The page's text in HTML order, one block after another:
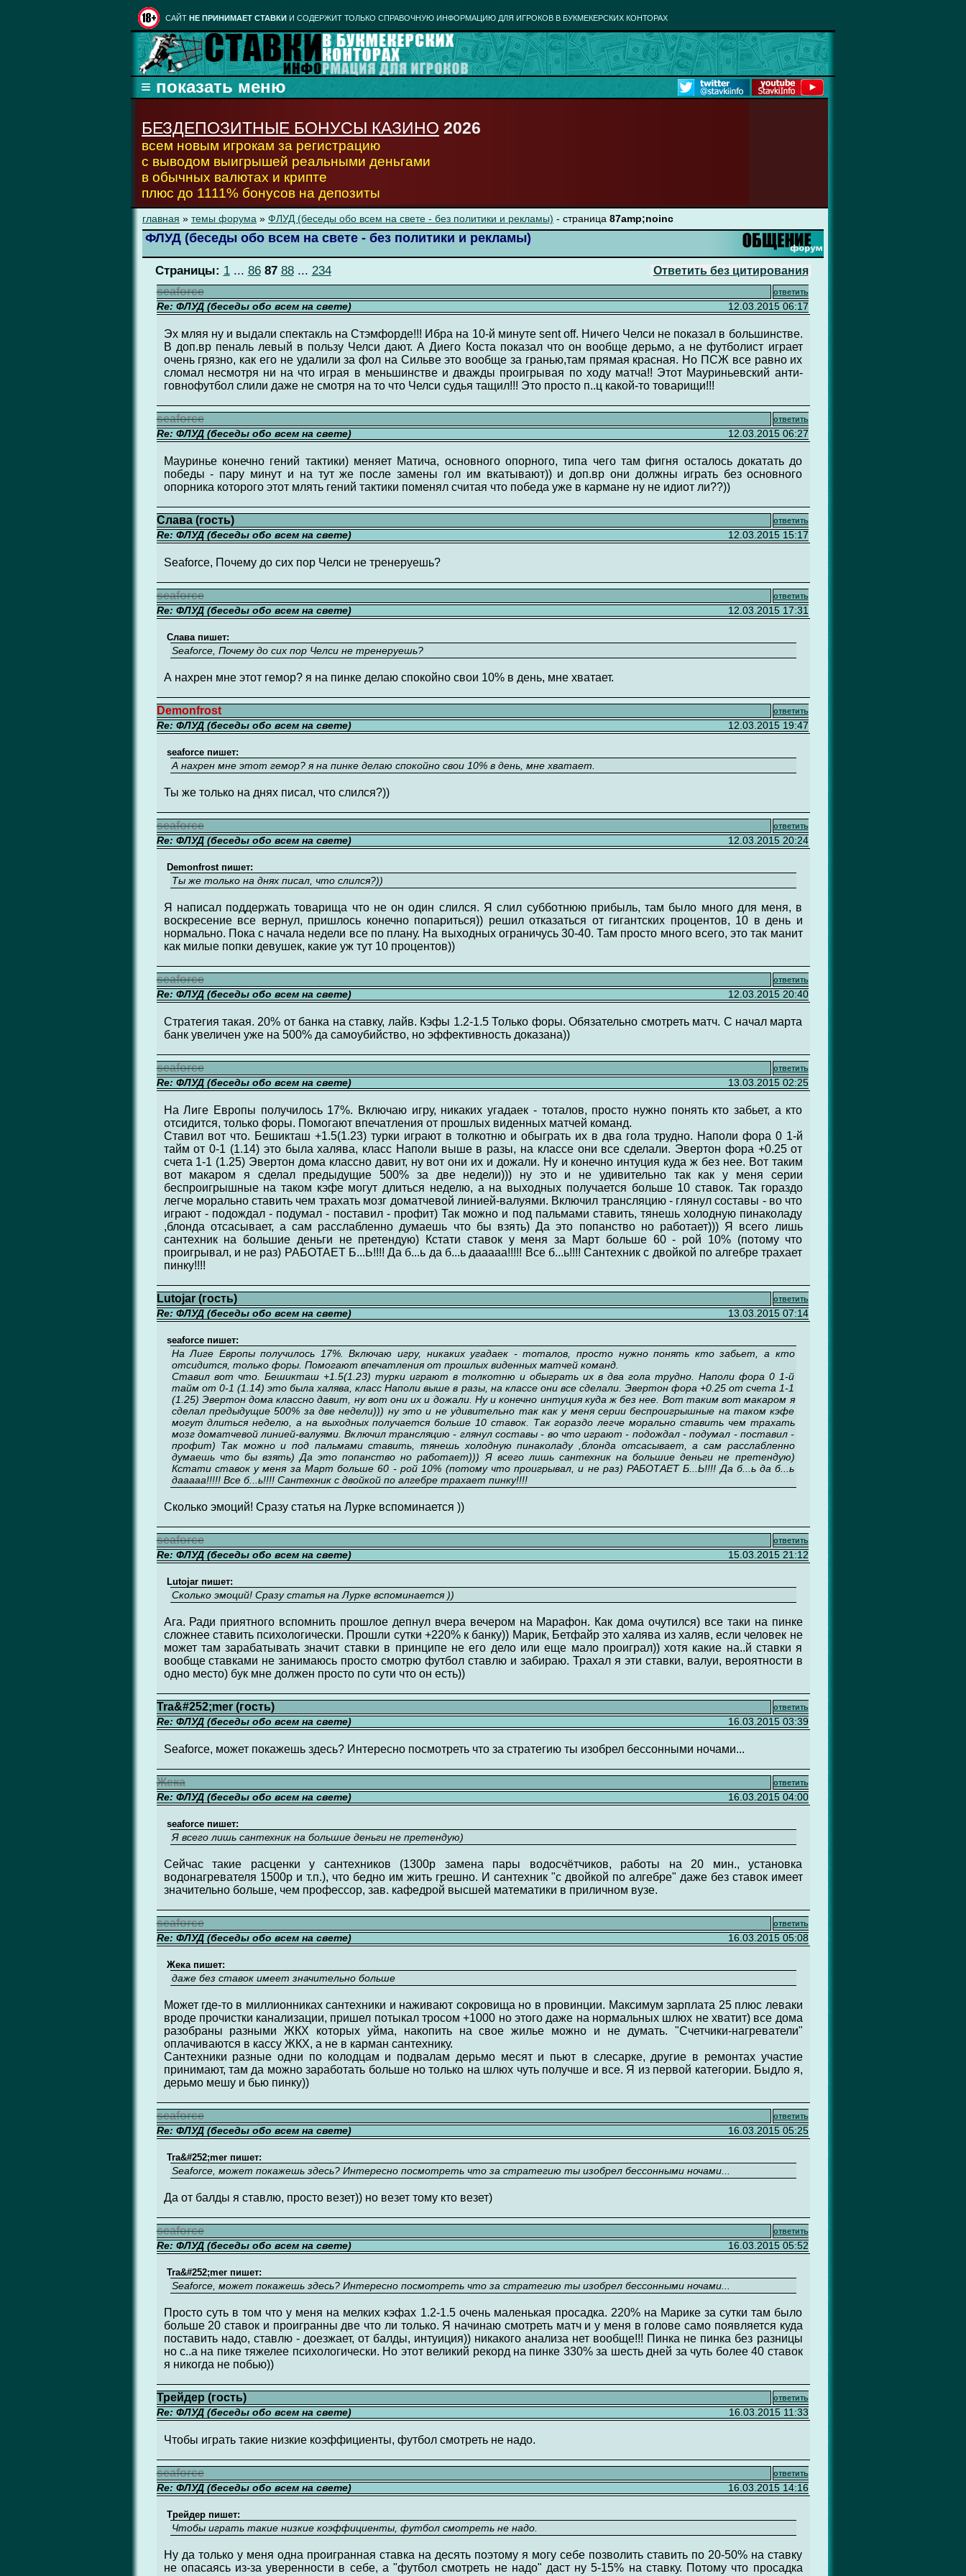
CАЙТ НЕ ПРИНИМАЕТ СТАВКИ И СОДЕРЖИТ ТОЛЬКО СПРАВОЧНУЮ ИНФОРМАЦИЮ ДЛЯ ИГРОКОВ В БУКМЕКЕРСКИХ КОНТОРАХ
БЕЗДЕПОЗИТНЫЕ БОНУСЫ КАЗИНО 2026
всем новым игрокам за регистрацию
с выводом выигрышей реальными деньгами
в обычных валютах и крипте
плюс до 1111% бонусов на депозиты
главная » темы форума » ФЛУД (беседы обо всем на свете - без политики и рекламы) - страница 87amp;noinc
ФЛУД (беседы обо всем на свете - без политики и рекламы)
Страницы: 1... 86 87 88... 234
Ответить без цитирования
seaforce
ответить
Re: ФЛУД (беседы обо всем на свете) 12.03.2015 06:17
Эх мляя ну и выдали спектакль на Стэмфорде!!! Ибра на 10-й минуте sent off. Ничего Челси не показал в большинстве.
В доп.вр пеналь левый в пользу Челси дают. А Диего Коста показал что он вообще дерьмо, а не футболист играет
очень грязно, как его не удалили за фол на Сильве это вообще за гранью,там прямая красная. Но ПСЖ все равно их
сломал несмотря ни на что играя в меньшинстве и дважды проигрывая по ходу матча!! Этот Мауриньевский анти-
говнофутбол слили даже не смотря на то что Челси судья тащил!!! Это просто п..ц какой-то товарищи!!!
seaforce ответить
Re: ФЛУД (беседы обо всем на свете) 12.03.2015 06:27
Мауринье конечно гений тактики) меняет Матича, основного опорного, типа чего там фигня осталось докатать до
победы - пару минут и на тут же после замены гол им вкатывают)) и доп.вр они должны играть без основного
опорника которого этот млять гений тактики поменял считая что победа уже в кармане ну не идиот ли??))
Слава (гость) ответить
Re: ФЛУД (беседы обо всем на свете) 12.03.2015 15:17
Seaforce, Почему до сих пор Челси не тренеруешь?
seaforce ответить
Re: ФЛУД (беседы обо всем на свете) 12.03.2015 17:31
Слава пишет:
Seaforce, Почему до сих пор Челси не тренеруешь?
А нахрен мне этот гемор? я на пинке делаю спокойно свои 10% в день, мне хватает.
Demonfrost ответить
Re: ФЛУД (беседы обо всем на свете) 12.03.2015 19:47
seaforce пишет:
А нахрен мне этот гемор? я на пинке делаю спокойно свои 10% в день, мне хватает.
Ты же только на днях писал, что слился?))
seaforce ответить
Re: ФЛУД (беседы обо всем на свете) 12.03.2015 20:24
Demonfrost пишет:
Ты же только на днях писал, что слился?))
Я написал поддержать товарища что не он один слился. Я слил субботнюю прибыль, там было много для меня, в
воскресение все вернул, пришлось конечно попариться)) решил отказаться от гигантских процентов, 10 в день и
нормально. Пока с начала недели все по плану. На выходных ограничусь 30-40. Там просто много всего, это так манит
как милые попки девушек, какие уж тут 10 процентов))
seaforce ответить
Re: ФЛУД (беседы обо всем на свете) 12.03.2015 20:40
Стратегия такая. 20% от банка на ставку, лайв. Кэфы 1.2-1.5 Только форы. Обязательно смотреть матч. С начал марта
банк увеличен уже на 500% да самоубийство, но эффективность доказана))
seaforce ответить
Re: ФЛУД (беседы обо всем на свете) 13.03.2015 02:25
На Лиге Европы получилось 17%. Включаю игру, никаких угадаек - тоталов, просто нужно понять кто забьет, а кто
отсидится, только форы. Помогают впечатления от прошлых виденных матчей команд.
Ставил вот что. Бешикташ +1.5(1.23) турки играют в толкотню и обыграть их в два гола трудно. Наполи фора 0 1-й
тайм от 0-1 (1.14) это была халява, класс Наполи выше в разы, на классе они все сделали. Эвертон фора +0.25 от
счета 1-1 (1.25) Эвертон дома классно давит, ну вот они их и дожали. Ну и конечно интуция куда ж без нее. Вот таким
вот макаром я сделал предыдущие 500% за две недели))) ну это и не удивительно так как у меня серии
беспроигрышные на таком кэфе могут длиться неделю, а на выходных получается больше 10 ставок. Так гораздо
легче морально ставить чем трахать мозг доматчевой линией-валуями. Включил трансляцию - глянул составы - во что
играют - подождал - подумал - поставил - профит) Так можно и под пальмами ставить, тянешь холодную пинаколаду
,блонда отсасывает, а сам расслабленно думаешь что бы взять) Да это попанство но работает))) Я всего лишь
сантехник на большие деньги не претендую) Кстати ставок у меня за Март больше 60 - рой 10% (потому что
проигрывал, и не раз) РАБОТАЕТ Б...Ь!!!! Да б...ь да б...ь дааааа!!!!! Все б...ь!!!! Сантехник с двойкой по алгебре трахает
пинку!!!!
Lutojar (гость) ответить
Re: ФЛУД (беседы обо всем на свете) 13.03.2015 07:14
seaforce пишет:
На Лиге Европы получилось 17%. Включаю игру, никаких угадаек - тоталов, просто нужно понять кто забьет, а кто
отсидится, только форы. Помогают впечатления от прошлых виденных матчей команд.
Ставил вот что. Бешикташ +1.5(1.23) турки играют в толкотню и обыграть их в два гола трудно. Наполи фора 0 1-й
тайм от 0-1 (1.14) это была халява, класс Наполи выше в разы, на классе они все сделали. Эвертон фора +0.25 от счета 1-1
(1.25) Эвертон дома классно давит, ну вот они их и дожали. Ну и конечно интуция куда ж без нее. Вот таким вот макаром я
сделал предыдущие 500% за две недели))) ну это и не удивительно так как у меня серии беспроигрышные на таком кэфе
могут длиться неделю, а на выходных получается больше 10 ставок. Так гораздо легче морально ставить чем трахать
мозг доматчевой линией-валуями. Включил трансляцию - глянул составы - во что играют - подождал - подумал - поставил -
профит) Так можно и под пальмами ставить, тянешь холодную пинаколаду ,блонда отсасывает, а сам расслабленно
думаешь что бы взять) Да это попанство но работает))) Я всего лишь сантехник на большие деньги не претендую)
Кстати ставок у меня за Март больше 60 - рой 10% (потому что проигрывал, и не раз) РАБОТАЕТ Б...Ь!!!! Да б...ь да б...ь
дааааа!!!!! Все б...ь!!!! Сантехник с двойкой по алгебре трахает пинку!!!!
Сколько эмоций! Сразу статья на Лурке вспоминается ))
seaforce ответить
Re: ФЛУД (беседы обо всем на свете) 15.03.2015 21:12
Lutojar пишет:
Сколько эмоций! Сразу статья на Лурке вспоминается ))
Ага. Ради приятного вспомнить прошлое депнул вчера вечером на Марафон. Как дома очутился) все таки на пинке
сложнее ставить психологически. Прошли сутки +220% к банку)) Марик, Бетфайр это халява из халяв, если человек не
может там зарабатывать значит ставки в принципе не его дело или еще мало проиграл)) хотя какие на..й ставки я
вообще ставками не занимаюсь просто смотрю футбол ставлю и забираю. Трахал я эти ставки, валуи, вероятности в
одно место) бук мне должен просто по сути что он есть))
Tra&#252;mer (гость) ответить
Re: ФЛУД (беседы обо всем на свете) 16.03.2015 03:39
Seaforce, может покажешь здесь? Интересно посмотреть что за стратегию ты изобрел бессонными ночами...
Жека ответить
Re: ФЛУД (беседы обо всем на свете) 16.03.2015 04:00
seaforce пишет:
Я всего лишь сантехник на большие деньги не претендую)
Сейчас такие расценки у сантехников (1300р замена пары водосчётчиков, работы на 20 мин., установка
водонагревателя 1500р и т.п.), что бедно им жить грешно. И сантехник "с двойкой по алгебре" даже без ставок имеет
значительно больше, чем профессор, зав. кафедрой высшей математики в приличном вузе.
seaforce ответить
Re: ФЛУД (беседы обо всем на свете) 16.03.2015 05:08
Жека пишет:
даже без ставок имеет значительно больше
Может где-то в миллионниках сантехники и наживают сокровища но в провинции. Максимум зарплата 25 плюс леваки
вроде прочистки канализации, пришел потыкал тросом +1000 но этого даже на нормальных шлюх не хватит) все дома
разобраны разными ЖКХ которых уйма, накопить на свое жилье можно и не думать. "Счетчики-нагреватели"
оплачиваются в кассу ЖКХ, а не в карман сантехнику.
Сантехники разные одни по колодцам и подвалам дерьмо месят и пьют в слесарке, другие в ремонтах участие
принимают, там да можно заработать больше но только на шлюх чуть получше и все. Я из первой категории. Быдло я,
дерьмо мешу и бью пинку))
seaforce ответить
Re: ФЛУД (беседы обо всем на свете) 16.03.2015 05:25
Tra&#252;mer пишет:
Seaforce, может покажешь здесь? Интересно посмотреть что за стратегию ты изобрел бессонными ночами...
Да от балды я ставлю, просто везет)) но везет тому кто везет)
seaforce ответить
Re: ФЛУД (беседы обо всем на свете) 16.03.2015 05:52
Tra&#252;mer пишет:
Seaforce, может покажешь здесь? Интересно посмотреть что за стратегию ты изобрел бессонными ночами...
Просто суть в том что у меня на мелких кэфах 1.2-1.5 очень маленькая просадка. 220% на Марике за сутки там было
больше 20 ставок и проигранны две что ли только. Я начинаю смотреть матч и у меня в голове само появляется куда
поставить надо, ставлю - доезжает, от балды, интуиция)) никакого анализа нет вообще!!! Пинка не пинка без разницы
но с..а на пике тяжелее психологически. Но этот великий рекорд на пинке 330% за шесть дней за чуть более 40 ставок
я никогда не побью))
Трейдер (гость) ответить
Re: ФЛУД (беседы обо всем на свете) 16.03.2015 11:33
Чтобы играть такие низкие коэффициенты, футбол смотреть не надо.
seaforce ответить
Re: ФЛУД (беседы обо всем на свете) 16.03.2015 14:16
Трейдер пишет:
Чтобы играть такие низкие коэффициенты, футбол смотреть не надо.
Ну да только у меня одна проигранная ставка на десять поэтому я могу себе позволить ставить по 20-50% на ставку
не опасаясь из-за уверенности в себе, а "футбол смотреть не надо" даст ну 5-15% на ставку. Потому что просадка